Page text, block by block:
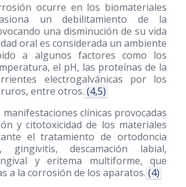
ocurre en los biomateriales
un debilitamiento de la
una disminución de su vida
oral es considerada un ambiente
a algunos factores como los
el pH, las proteínas de la
electrogalvánicas por los
entre otros. (4,5)
manifestaciones clínicas provocadas
y citotoxicidad de los materiales
el tratamiento de ortodoncia
gingivitis, descamación labial,
y eritema multiforme, que
a la corrosión de los aparatos. (4)